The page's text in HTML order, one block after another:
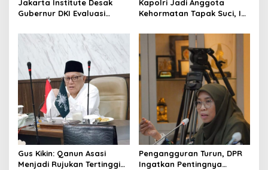
Jakarta Institute Desak
Gubernur DKI Evaluasi
Penumpang Diturunkan
Kapolri Jadi Anggota
Kehormatan Tapak Suci, Ini
Gus Kikin: Qanun Asasi
Menjadi Rujukan Tertinggi
Pengangguran Turun, DPR
Ingatkan Pentingnya